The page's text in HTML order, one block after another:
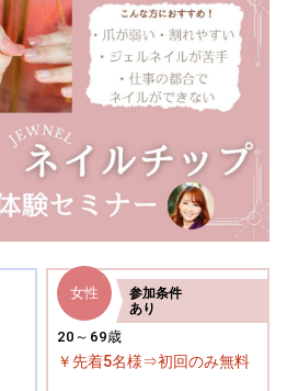
女性
20～69歳
￥先着5名様⇒初回のみ無料
参加条件
あり